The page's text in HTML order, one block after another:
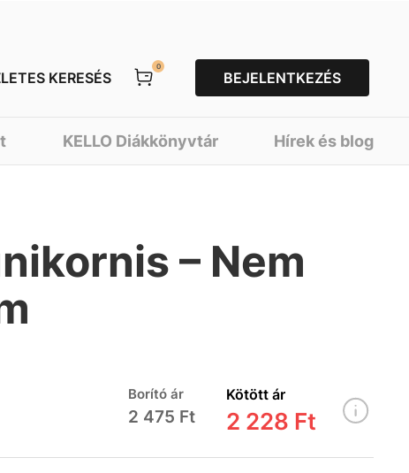
KERESÉS
0
BEJELENTKEZÉS
KELLO Diákkönyvtár Hírek és blog
– Nem
Borító ár
2 475 Ft
Kötött ár
2 228 Ft